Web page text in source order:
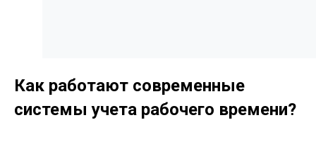
Как работают современные
системы учета рабочего времени?